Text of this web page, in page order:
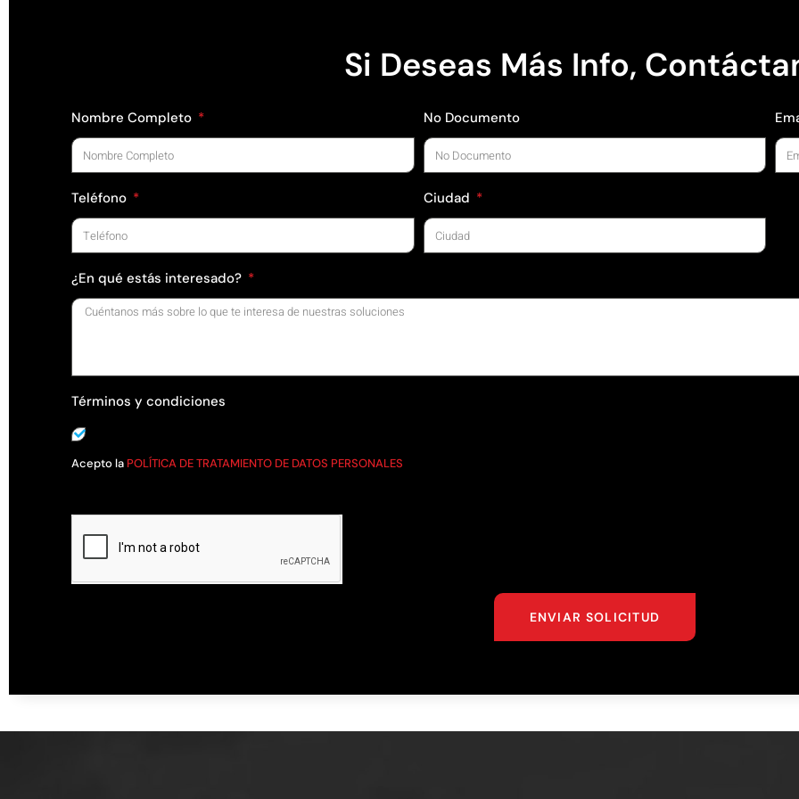
Si Deseas Más Info,
Nombre Completo No Documento
Teléfono Ciudad
¿En qué estás interesado?
Términos y condiciones
Acepto la POLÍTICA DE TRATAMIENTO DE DATOS PERSONALES
ENVIAR SOLICITUD